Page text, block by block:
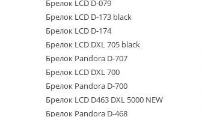
Брелок LCD D-079
Брелок LCD D-173 black
Брелок LCD D-174
Брелок LCD DXL 705 black
Брелок Pandora D-707
Брелок LCD DXL 700
Брелок Pandora D-700
Брелок LCD D463 DXL 5000 NEW
Брелок Pandora D-468